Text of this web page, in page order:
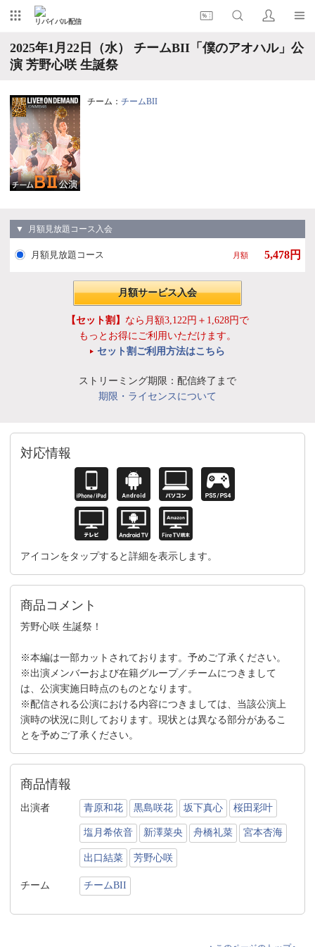
リバイバル配信
2025年1月22日（水） チームBII「僕のアオハル」公
演 芳野心咲 生誕祭
チーム： チームBII
▼ 月額見放題コース入会
月額見放題コース 月額 5,478円
月額サービス入会
【セット割】 なら月額3,122円＋1,628円で
もっとお得にご利用いただけます。
セット割ご利用方法はこちら
ストリーミング期限：配信終了まで
期限・ライセンスについて
対応情報
アイコンをタップすると詳細を表示します。
商品コメント
芳野心咲 生誕祭！
※本編は一部カットされております。予めご了承ください。
※出演メンバーおよび在籍グループ／チームにつきまして
は、公演実施日時点のものとなります。
※配信される公演における内容につきましては、当該公演上
演時の状況に則しております。現状とは異なる部分があるこ
とを予めご了承ください。
商品情報
出演者 青原和花 黒島咲花 坂下真心 桜田彩叶
塩月希依音 新澤菜央 舟橋礼菜 宮本杏海
出口結菜 芳野心咲
チーム チームBII